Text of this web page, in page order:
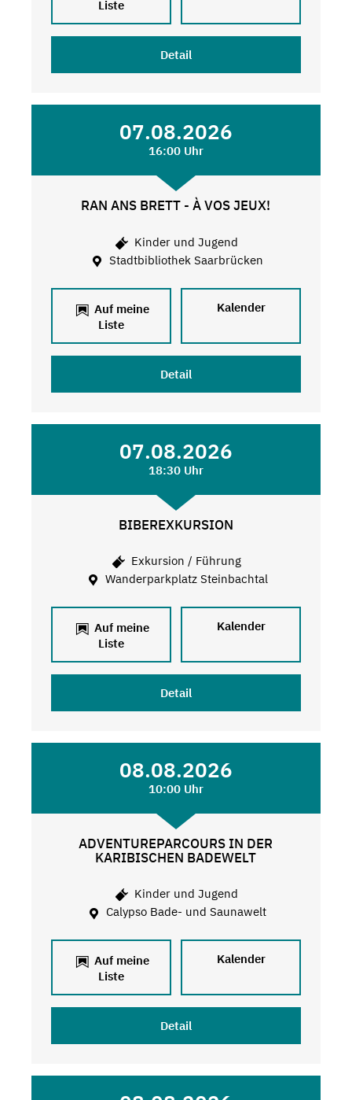
Liste
Detail
07.08.2026
16:00 Uhr
RAN ANS BRETT - À VOS JEUX!
Kinder und Jugend
Stadtbibliothek Saarbrücken
Auf meine
Liste
Kalender
Detail
07.08.2026
18:30 Uhr
BIBEREXKURSION
Exkursion / Führung
Wanderparkplatz Steinbachtal
Auf meine
Liste
Kalender
Detail
08.08.2026
10:00 Uhr
ADVENTUREPARCOURS IN DER
KARIBISCHEN BADEWELT
Kinder und Jugend
Calypso Bade- und Saunawelt
Auf meine
Liste
Kalender
Detail